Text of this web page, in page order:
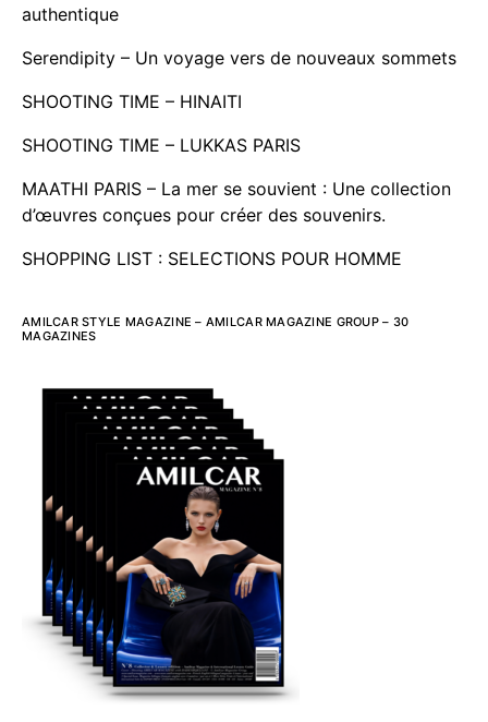
authentique
Serendipity – Un voyage vers de nouveaux sommets
SHOOTING TIME – HINAITI
SHOOTING TIME – LUKKAS PARIS
MAATHI PARIS – La mer se souvient : Une collection
d’œuvres conçues pour créer des souvenirs.
SHOPPING LIST : SELECTIONS POUR HOMME
AMILCAR STYLE MAGAZINE – AMILCAR MAGAZINE GROUP – 30
MAGAZINES